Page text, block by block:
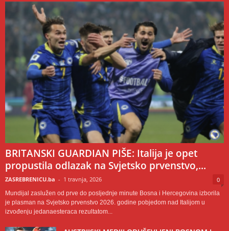
BRITANSKI GUARDIAN PIŠE: Italija je opet
propustila odlazak na Svjetsko prvenstvo,...
ZASREBRENICU.ba - 1 travnja, 2026 0
Mundijal zaslužen od prve do posljednje minute Bosna i Hercegovina izborila
je plasman na Svjetsko prvenstvo 2026. godine pobjedom nad Italijom u
izvođenju jedanaesteraca rezultatom...